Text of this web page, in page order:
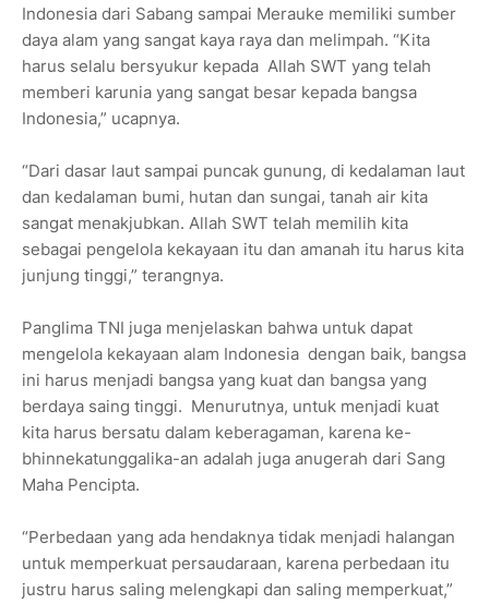
Indonesia dari Sabang sampai Merauke memiliki sumber
daya alam yang sangat kaya raya dan melimpah. “Kita
harus selalu bersyukur kepada Allah SWT yang telah
memberi karunia yang sangat besar kepada bangsa
Indonesia,” ucapnya.
“Dari dasar laut sampai puncak gunung, di kedalaman laut
dan kedalaman bumi, hutan dan sungai, tanah air kita
sangat menakjubkan. Allah SWT telah memilih kita
sebagai pengelola kekayaan itu dan amanah itu harus kita
junjung tinggi,” terangnya.
Panglima TNI juga menjelaskan bahwa untuk dapat
mengelola kekayaan alam Indonesia dengan baik, bangsa
ini harus menjadi bangsa yang kuat dan bangsa yang
berdaya saing tinggi. Menurutnya, untuk menjadi kuat
kita harus bersatu dalam keberagaman, karena ke-
bhinnekatunggalika-an adalah juga anugerah dari Sang
Maha Pencipta.
“Perbedaan yang ada hendaknya tidak menjadi halangan
untuk memperkuat persaudaraan, karena perbedaan itu
justru harus saling melengkapi dan saling memperkuat,”